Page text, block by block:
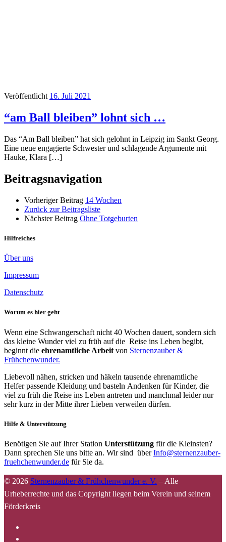
Veröffentlicht 16. Juli 2021
“am Ball bleiben” lohnt sich …
Das “Am Ball bleiben” hat sich gelohnt in Leipzig im Sankt Georg.
Eine neue engagierte Schwester und schlagende Argumente mit
Hauke, Klara […]
Beitragsnavigation
Vorheriger Beitrag 14 Wochen
Zurück zur Beitragsliste
Nächster Beitrag Ohne Totgeburten
Hilfreiches
Über uns
Impressum
Datenschutz
Worum es hier geht
Wenn eine Schwangerschaft nicht 40 Wochen dauert, sondern sich
das kleine Wunder viel zu früh auf die Reise ins Leben begibt,
beginnt die ehrenamtliche Arbeit von Sternenzauber &
Frühchenwunder.
Liebevoll nähen, stricken und häkeln tausende ehrenamtliche
Helfer passende Kleidung und basteln Andenken für Kinder, die
viel zu früh die Reise ins Leben antreten und manchmal leider nur
sehr kurz in der Mitte ihrer Lieben verweilen dürfen.
Hilfe & Unterstützung
Benötigen Sie auf Ihrer Station Unterstützung für die Kleinsten?
Dann sprechen Sie uns bitte an. Wir sind überInfo@sternenzauber-
fruehchenwunder.de für Sie da.
© 2026 Sternenzauber & Frühchenwunder e. V. – Alle
Urheberrechte und das Copyright liegen beim Verein und seinem
Förderkreis